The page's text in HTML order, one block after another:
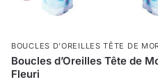
BOUCLES D'OREILLES TÊTE DE
Boucles d’Oreilles Tête de
Fleuri